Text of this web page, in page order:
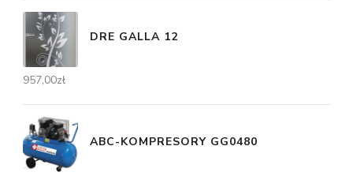
DRE GALLA 12
957,00zł
ABC-KOMPRESORY GG0480